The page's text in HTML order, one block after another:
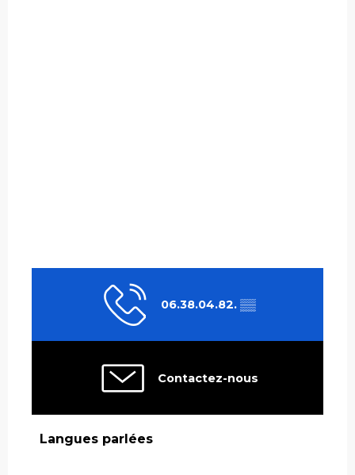
06.38.04.82. ▒▒
Contactez-nous
Langues parlées
Langues parlées